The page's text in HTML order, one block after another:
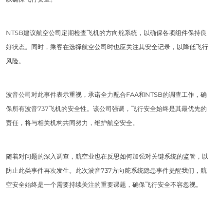
NTSB建议航空公司定期检查飞机的方向舵系统，以确保各项组件保持良
好状态。同时，乘客在选择航空公司时也应关注其安全记录，以降低飞行
风险。
波音公司对此事件表示重视，承诺全力配合FAA和NTSB的调查工作，确
保所有波音737飞机的安全性。该公司强调，飞行安全始终是其最优先的
责任，将与相关机构共同努力，维护航空安全。
随着对问题的深入调查，航空业也在反思如何加强对关键系统的监管，以
防止此类事件再次发生。此次波音737方向舵系统隐患事件提醒我们，航
空安全始终是一个需要持续关注的重要课题，确保飞行安全不容忽视。